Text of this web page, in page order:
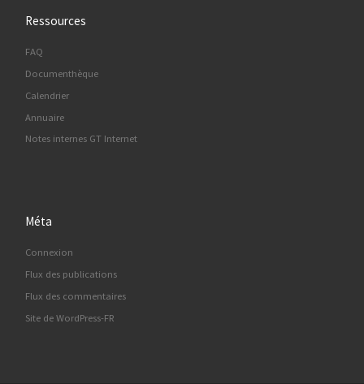
Ressources
FAQ
Documenthèque
Calendrier
Annuaire
Notes internes GT Internet
Méta
Connexion
Flux des publications
Flux des commentaires
Site de WordPress-FR